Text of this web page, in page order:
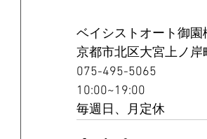
ベイシストオート御園
京都市北区大宮上ノ岸
075-495-5065
10:00~19:00
毎週日、月定休